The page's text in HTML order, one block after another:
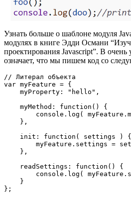
Узнать больше о шаблоне модуля
модулях в книге Эдди Османи
проектирования Javascript”. В
означает, что мы пишем код со
// Литерал объекта
var myFeature = {
};